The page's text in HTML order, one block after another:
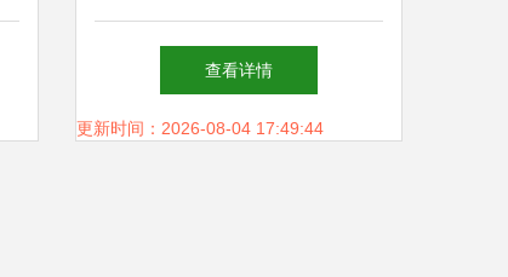
伸与渠道创新，重塑畜牧渔业
饲料销售新格局
查看详情
更新时间：2026-08-04 17:49:44